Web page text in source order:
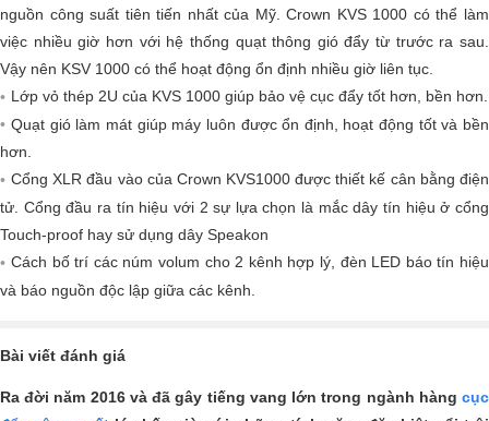
nguồn công suất tiên tiến nhất của Mỹ. Crown KVS 1000 có thể làm
việc nhiều giờ hơn với hệ thống quạt thông gió đẩy từ trước ra sau.
Vậy nên KSV 1000 có thể hoạt động ổn định nhiều giờ liên tục.
Lớp vỏ thép 2U của KVS 1000 giúp bảo vệ cục đẩy tốt hơn, bền hơn.
Quạt gió làm mát giúp máy luôn được ổn định, hoạt động tốt và bền
hơn.
Cổng XLR đầu vào của Crown KVS1000 được thiết kế cân bằng điện
tử. Cổng đầu ra tín hiệu với 2 sự lựa chọn là mắc dây tín hiệu ở cổng
Touch-proof hay sử dụng dây Speakon
Cách bố trí các núm volum cho 2 kênh hợp lý, đèn LED báo tín hiệu
và báo nguồn độc lập giữa các kênh.
Bài viết đánh giá
Ra đời năm 2016 và đã gây tiếng vang lớn trong ngành hàng cục